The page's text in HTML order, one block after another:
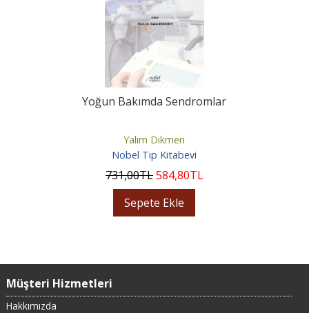
Yoğun Bakımda Sendromlar
Yalım Dikmen
Nobel Tıp Kitabevi
731,00TL584,80TL
Sepete Ekle
Müşteri Hizmetleri
Hakkımızda